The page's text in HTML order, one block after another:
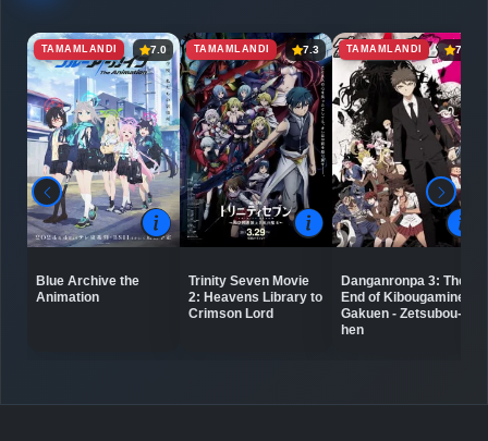
TAMAMLANDI 7.0
Blue Archive the
Animation
TAMAMLANDI 7.3
Trinity Seven Movie
2: Heavens Library to
Crimson Lord
TAMAMLANDI 7.4
Danganronpa 3: The
End of Kibougamine
Gakuen - Zetsubou-
hen